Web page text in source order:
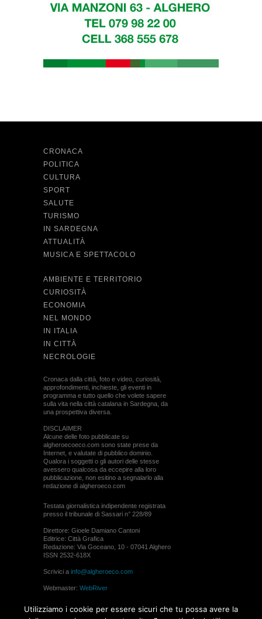
CRONACA
POLITICA
CULTURA
SPORT
SALUTE
TURISMO
IN SARDEGNA
ATTUALITÀ
MUSICA E SPETTACOLO
AMBIENTE E TERRITORIO
CURIOSITÀ
ECONOMIA
NEL MONDO
IN ITALIA
IN CITTÀ
NECROLOGIE
Cronaca dalla città, foto e video, curiosità,
approfondimenti, inchieste, gli eventi in
programma e tutto quello che volete sapere
sulla vita nella città catalana in Sardegna, da
una prospettiva diversa.
DISCLAIMER
Alcune delle foto pubblicate su
algheroecoeco.com sono state prese da
Internet, e valutate di pubblico dominio.
Qualora i soggetti o gli autori delle stesse
avessero qualcosa da eccepire alla loro
pubblicazione, non esitino a segnalarlo alla
redazione di algheroeco.com
Testata giornalistica indipendente registrata
presso il tribunale di Sassari n° 228/89
Direttore: Gioele Damiano Cantoni
Editrice: Città Grafica
Redazione: Via Goceano, 10 - 07041 Alghero
ISSN 2532-618X
Scrivici a info@algheroeco.com
Webmaster: WebRiver
permesso di algheroeco.com
Utilizziamo i cookie per essere sicuri che tu possa avere la